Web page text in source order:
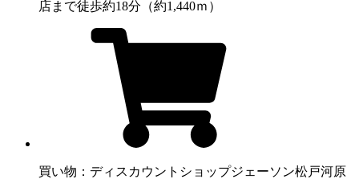
店まで徒歩約18分（約1,440ｍ）
買い物：ディスカウントショップジェーソン松戸河原